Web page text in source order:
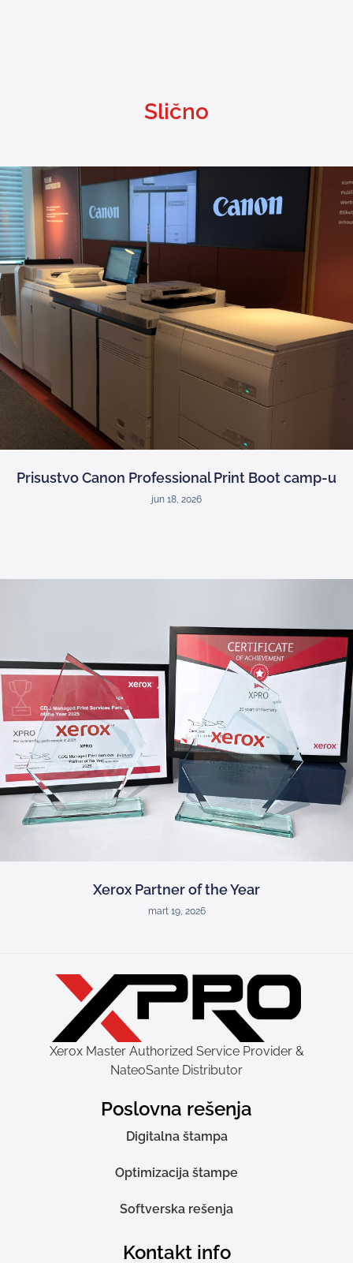
Slično
Prisustvo Canon Professional Print Boot camp-u
jun 18, 2026
Xerox Partner of the Year
mart 19, 2026
Xerox Master Authorized Service Provider &
NateoSante Distributor
Poslovna rešenja
Digitalna štampa
Optimizacija štampe
Softverska rešenja
Kontakt info